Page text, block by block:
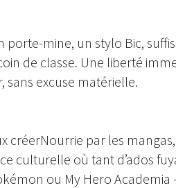
porte-mine, un stylo Bic,
de classe. Une liberté
sans excuse matérielle.
créerNourrie par les
culturelle où tant d’ados
ou My Hero Academia